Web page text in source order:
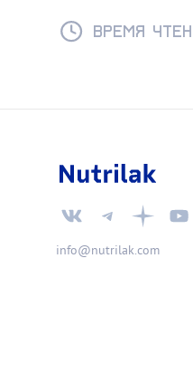
комфортного
Время
info@nutrilak.com